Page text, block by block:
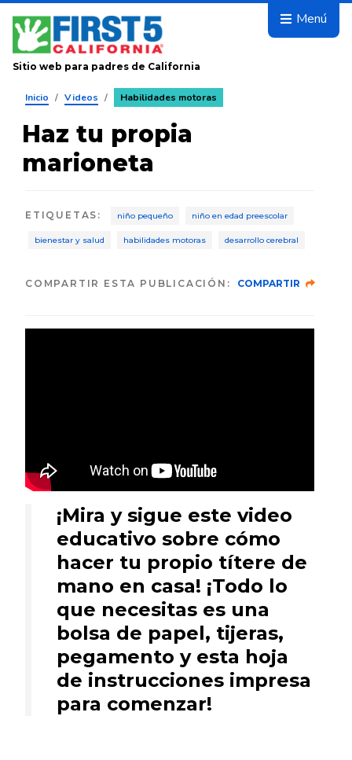
Avanza
Menú
Sitio web para padres de California
Inicio / Videos / Habilidades motoras
Haz tu propia
marioneta
ETIQUETAS : niño pequeño niño en edad preescolar
bienestar y salud habilidades motoras desarrollo cerebral
COMPARTIR ESTA PUBLICACIÓN: COMPARTIR
¡Mira y sigue este video
educativo sobre cómo
hacer tu propio títere de
mano en casa! ¡Todo lo
que necesitas es una
bolsa de papel, tijeras,
pegamento y esta hoja
de instrucciones impresa
para comenzar!